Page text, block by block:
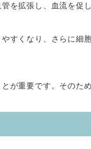
を拡張し、血流を促し
すくなり、さらに細
が重要です。そのた